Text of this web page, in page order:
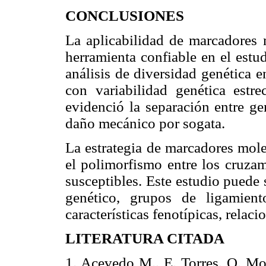
CONCLUSIONES
La aplicabilidad de marcadores
herramienta confiable en el
análisis de diversidad genética
con variabilidad genética
evidenció la separación entre
daño mecánico por sogata.
La estrategia de marcadores
el polimorfismo entre los
susceptibles. Este estudio
genético, grupos de
características fenotípicas,
LITERATURA CITADA